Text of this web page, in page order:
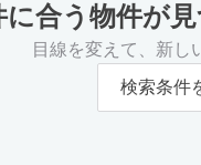
に合う物件が
目線を変えて、新し
検索条件